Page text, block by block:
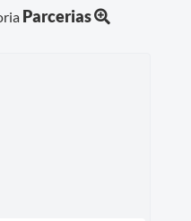
Parcerias